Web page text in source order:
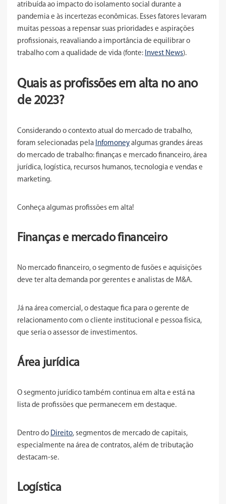
atribuída ao impacto do isolamento social durante a
pandemia e às incertezas econômicas. Esses fatores levaram
muitas pessoas a repensar suas prioridades e aspirações
profissionais, reavaliando a importância de equilibrar o
trabalho com a qualidade de vida (fonte: Invest News).
Quais as profissões em alta no ano
de 2023?
Considerando o contexto atual do mercado de trabalho,
foram selecionadas pela Infomoney algumas grandes áreas
do mercado de trabalho: finanças e mercado financeiro, área
jurídica, logística, recursos humanos, tecnologia e vendas e
marketing.
Conheça algumas profissões em alta!
Finanças e mercado financeiro
No mercado financeiro, o segmento de fusões e aquisições
deve ter alta demanda por gerentes e analistas de M&A.
Já na área comercial, o destaque fica para o gerente de
relacionamento com o cliente institucional e pessoa física,
que seria o assessor de investimentos.
Área jurídica
O segmento jurídico também continua em alta e está na
lista de profissões que permanecem em destaque.
Dentro do Direito, segmentos de mercado de capitais,
especialmente na área de contratos, além de tributação
destacam-se.
Logística